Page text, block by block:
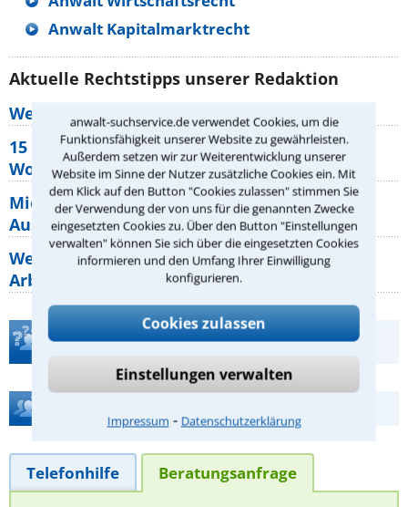
anwalt-suchservice.de verwendet Cookies, um die
Funktionsfähigkeit unserer Website zu gewährleisten.
Außerdem setzen wir zur Weiterentwicklung unserer
Website im Sinne der Nutzer zusätzliche Cookies ein. Mit
dem Klick auf den Button "Cookies zulassen" stimmen Sie
der Verwendung der von uns für die genannten Zwecke
eingesetzten Cookies zu. Über den Button "Einstellungen
verwalten" können Sie sich über die eingesetzten Cookies
informieren und den Umfang Ihrer Einwilligung
konfigurieren.
Cookies zulassen
Einstellungen verwalten
Impressum ⁃ Datenschutzerklärung
Anwalt Kapitalmarktrecht
Aktuelle Rechtstipps unserer Redaktion
Wer muss Zweitwohnungssteuer zahlen?
15 elementare Rechte, die jeder
Wohnungseigentümer kennen sollte
Mietpreisbremse 2026: Alle Regeln,
Ausnahmen und Rechte für Mieter
Welche Regeln für Teilnahme, Urlaub,
Arbeitszeit gelten beim
Teste Dein Rechtswissen
Telefonhilfe Beratungsanfrage